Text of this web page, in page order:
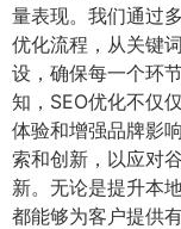
量表现。我们通过
优化流程，从关键
设，确保每一个环
知，SEO优化不仅
体验和增强品牌影
索和创新，以应对
新。无论是提升本
都能够为客户提供